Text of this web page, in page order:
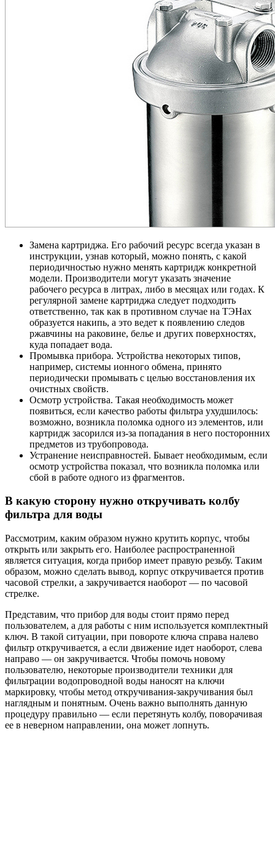
Замена картриджа. Его рабочий ресурс всегда указан в
инструкции, узнав который, можно понять, с какой
периодичностью нужно менять картридж конкретной
модели. Производители могут указать значение
рабочего ресурса в литрах, либо в месяцах или годах. К
регулярной замене картриджа следует подходить
ответственно, так как в противном случае на ТЭНах
образуется накипь, а это ведет к появлению следов
ржавчины на раковине, белье и других поверхностях,
куда попадает вода.
Промывка прибора. Устройства некоторых типов,
например, системы ионного обмена, принято
периодически промывать с целью восстановления их
очистных свойств.
Осмотр устройства. Такая необходимость может
появиться, если качество работы фильтра ухудшилось:
возможно, возникла поломка одного из элементов, или
картридж засорился из-за попадания в него посторонних
предметов из трубопровода.
Устранение неисправностей. Бывает необходимым, если
осмотр устройства показал, что возникла поломка или
сбой в работе одного из фрагментов.
В какую сторону нужно откручивать колбу
фильтра для воды
Рассмотрим, каким образом нужно крутить корпус, чтобы
открыть или закрыть его. Наиболее распространенной
является ситуация, когда прибор имеет правую резьбу. Таким
образом, можно сделать вывод, корпус откручивается против
часовой стрелки, а закручивается наоборот — по часовой
стрелке.
Представим, что прибор для воды стоит прямо перед
пользователем, а для работы с ним используется комплектный
ключ. В такой ситуации, при повороте ключа справа налево
фильтр откручивается, а если движение идет наоборот, слева
направо — он закручивается. Чтобы помочь новому
пользователю, некоторые производители техники для
фильтрации водопроводной воды наносят на ключи
маркировку, чтобы метод откручивания-закручивания был
наглядным и понятным. Очень важно выполнять данную
процедуру правильно — если перетянуть колбу, поворачивая
ее в неверном направлении, она может лопнуть.